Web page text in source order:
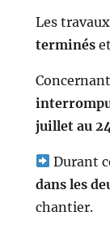
Les
terminés
juillet au
Durant
dans les
chantier.